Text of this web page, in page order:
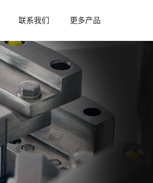
中南药机曾参与多省市制药行业制药技能
比赛，为各比赛赛事提供赛事设备及技术
支持，拥有丰富赛事承办经验，可提供赛
事举办合作支持...
联系我们 更多产品